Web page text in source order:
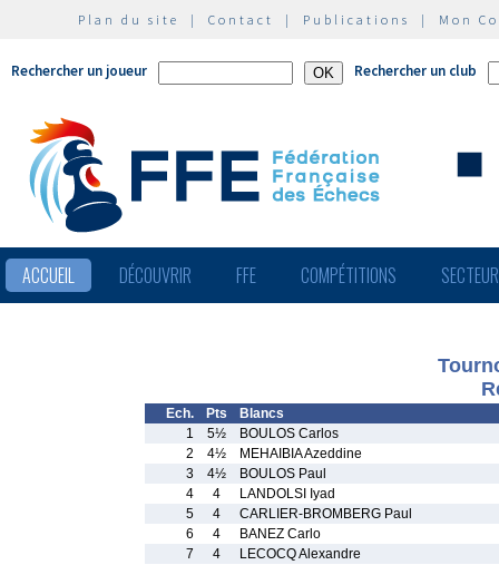
Plan du site | Contact | Publications | Mon
Rechercher un joueur Rechercher un club
ACCUEIL DÉCOUVRIR FFE COMPÉTITIONS
Ech. Pts
Blancs
1
5½
BOULOS Carlos
2
4½
MEHAIBIA Azeddine
3
4½
BOULOS Paul
4
4
LANDOLSI Iyad
5
4
CARLIER-BROMBERG Paul
6
4
BANEZ Carlo
7
4
LECOCQ Alexandre